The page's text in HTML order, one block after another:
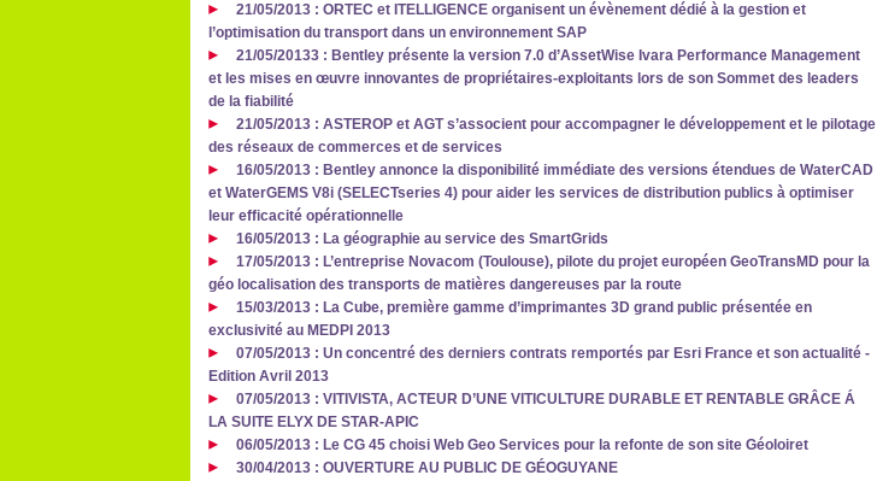
21/05/2013 : ORTEC et ITELLIGENCE organisent un évènement dédié à la gestion et
l’optimisation du transport dans un environnement SAP
21/05/20133 : Bentley présente la version 7.0 d’AssetWise Ivara Performance Management
et les mises en œuvre innovantes de propriétaires-exploitants lors de son Sommet des leaders
de la fiabilité
21/05/2013 : ASTEROP et AGT s’associent pour accompagner le développement et le pilotage
des réseaux de commerces et de services
16/05/2013 : Bentley annonce la disponibilité immédiate des versions étendues de WaterCAD
et WaterGEMS V8i (SELECTseries 4) pour aider les services de distribution publics à optimiser
leur efficacité opérationnelle
16/05/2013 : La géographie au service des SmartGrids
17/05/2013 : L’entreprise Novacom (Toulouse), pilote du projet européen GeoTransMD pour la
géo localisation des transports de matières dangereuses par la route
15/03/2013 : La Cube, première gamme d’imprimantes 3D grand public présentée en
exclusivité au MEDPI 2013
07/05/2013 : Un concentré des derniers contrats remportés par Esri France et son actualité -
Edition Avril 2013
07/05/2013 : VITIVISTA, ACTEUR D’UNE VITICULTURE DURABLE ET RENTABLE GRÂCE Á
LA SUITE ELYX DE STAR-APIC
06/05/2013 : Le CG 45 choisi Web Geo Services pour la refonte de son site Géoloiret
30/04/2013 : OUVERTURE AU PUBLIC DE GÉOGUYANE